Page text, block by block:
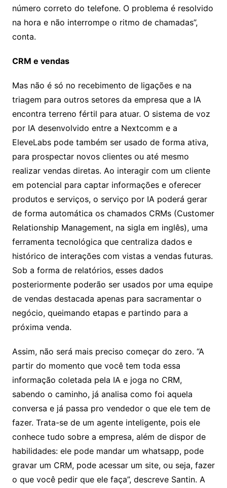
número correto do telefone. O problema é resolvido
na hora e não interrompe o ritmo de chamadas”,
conta.
CRM e vendas
Mas não é só no recebimento de ligações e na
triagem para outros setores da empresa que a IA
encontra terreno fértil para atuar. O sistema de voz
por IA desenvolvido entre a Nextcomm e a
EleveLabs pode também ser usado de forma ativa,
para prospectar novos clientes ou até mesmo
realizar vendas diretas. Ao interagir com um cliente
em potencial para captar informações e oferecer
produtos e serviços, o serviço por IA poderá gerar
de forma automática os chamados CRMs (Customer
Relationship Management, na sigla em inglês), uma
ferramenta tecnológica que centraliza dados e
histórico de interações com vistas a vendas futuras.
Sob a forma de relatórios, esses dados
posteriormente poderão ser usados por uma equipe
de vendas destacada apenas para sacramentar o
negócio, queimando etapas e partindo para a
próxima venda.
Assim, não será mais preciso começar do zero. “A
partir do momento que você tem toda essa
informação coletada pela IA e joga no CRM,
sabendo o caminho, já analisa como foi aquela
conversa e já passa pro vendedor o que ele tem de
fazer. Trata-se de um agente inteligente, pois ele
conhece tudo sobre a empresa, além de dispor de
habilidades: ele pode mandar um whatsapp, pode
gravar um CRM, pode acessar um site, ou seja, fazer
o que você pedir que ele faça”, descreve Santin. A